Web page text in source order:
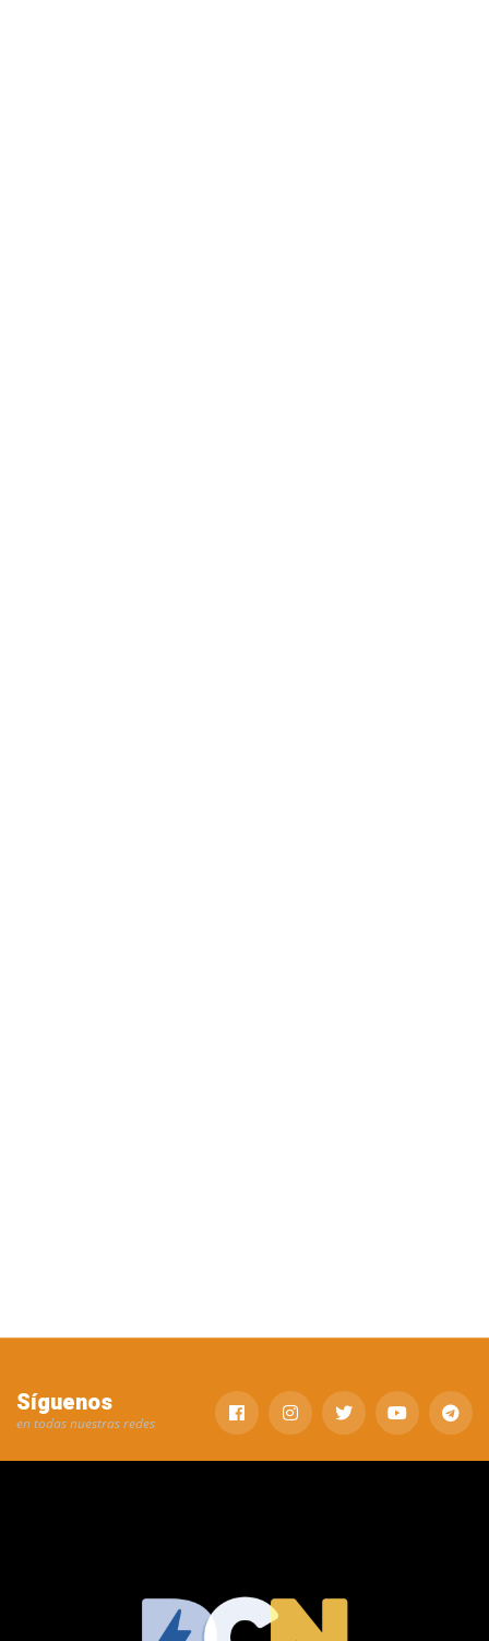
Síguenos
en todas nuestras redes